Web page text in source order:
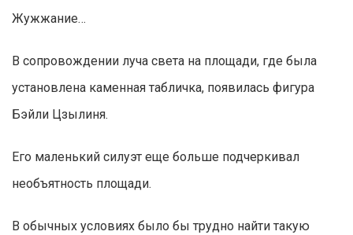
Жужжание…
В сопровождении луча света на площади, где была
установлена каменная табличка, появилась фигура
Бэйли Цзылиня.
Его маленький силуэт еще больше подчеркивал
необъятность площади.
В обычных условиях было бы трудно найти такую